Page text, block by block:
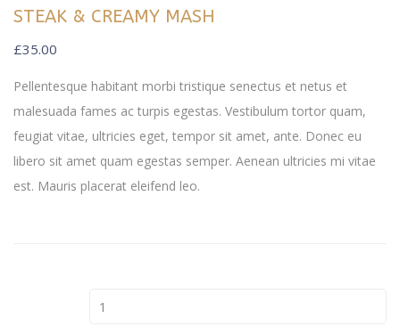
STEAK & CREAMY MASH
£35.00
Pellentesque habitant morbi tristique senectus et netus et
malesuada fames ac turpis egestas. Vestibulum tortor quam,
feugiat vitae, ultricies eget, tempor sit amet, ante. Donec eu
libero sit amet quam egestas semper. Aenean ultricies mi vitae
est. Mauris placerat eleifend leo.
Steak & Creamy Mash aantal